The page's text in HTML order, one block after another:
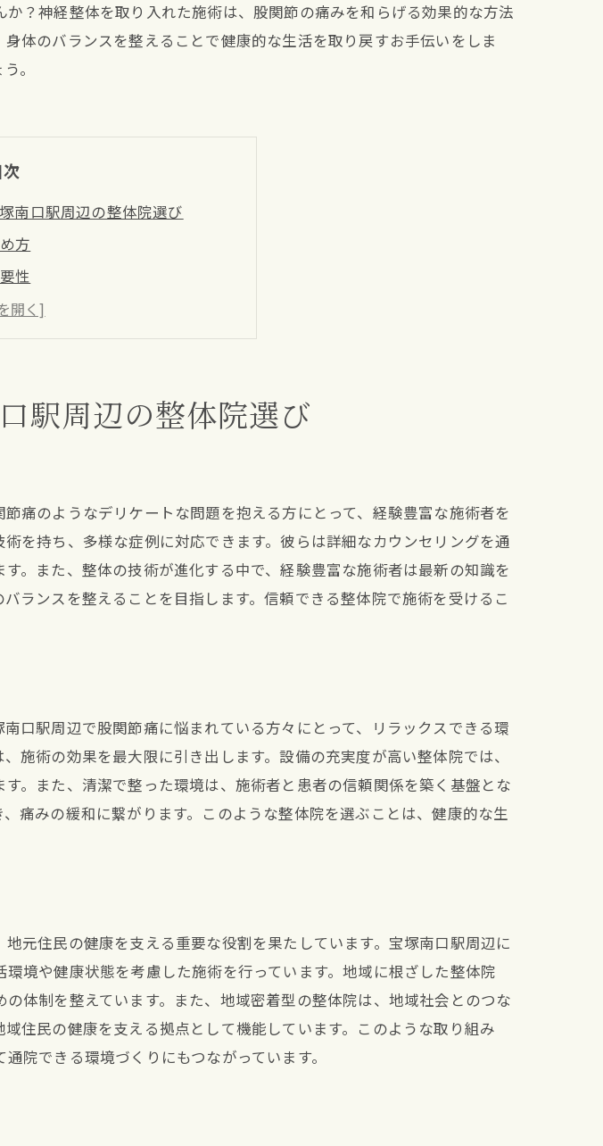
？神経整体を取り入れた施術は、股関節の痛みを和らげる効果的な方法
体のバランスを整えることで健康的な生活を取り戻すお手伝いをしま
。
次
南口駅周辺の整体院選び
方
性
の必要性
果を
での股関節痛改善方法
プローチ
ーズに
効果アップ
向上
性
活
とは
法
ョンがカギ
駅周辺の整体院選び
痛のようなデリケートな問題を抱える方にとって、経験豊富な施術者を
を持ち、多様な症例に対応できます。彼らは詳細なカウンセリングを通
。また、整体の技術が進化する中で、経験豊富な施術者は最新の知識を
ランスを整えることを目指します。信頼できる整体院で施術を受けるこ
口駅周辺で股関節痛に悩まれている方々にとって、リラックスできる環
施術の効果を最大限に引き出します。設備の充実度が高い整体院では、
。また、清潔で整った環境は、施術者と患者の信頼関係を築く基盤とな
痛みの緩和に繋がります。このような整体院を選ぶことは、健康的な生
元住民の健康を支える重要な役割を果たしています。宝塚南口駅周辺に
境や健康状態を考慮した施術を行っています。地域に根ざした整体院
体制を整えています。また、地域密着型の整体院は、地域社会とのつな
住民の健康を支える拠点として機能しています。このような取り組み
院できる環境づくりにもつながっています。